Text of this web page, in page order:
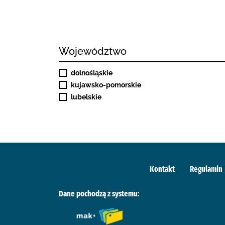
Województwo
dolnośląskie
kujawsko-pomorskie
lubelskie
Kontakt Regulamin
Dane pochodzą z systemu: